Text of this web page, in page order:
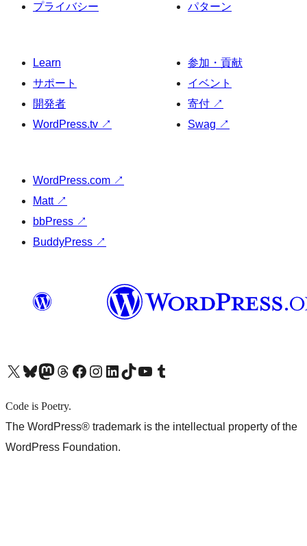
プライバシー
パターン
Learn
サポート
開発者
WordPress.tv ↗
参加・貢献
イベント
寄付 ↗
Swag ↗
WordPress.com ↗
Matt ↗
bbPress ↗
BuddyPress ↗
X (旧 Twitter) アカウントへBluesky アカウントへMastodon アカウントへThreads アカウントへ Facebook ページへInstagram アカウントへ LinkedIn アカウントへTikTok アカウントへYouTube チャンネルへ Tumblr アカウントへ
Code is Poetry.
The WordPress® trademark is the intellectual property of the
WordPress Foundation.